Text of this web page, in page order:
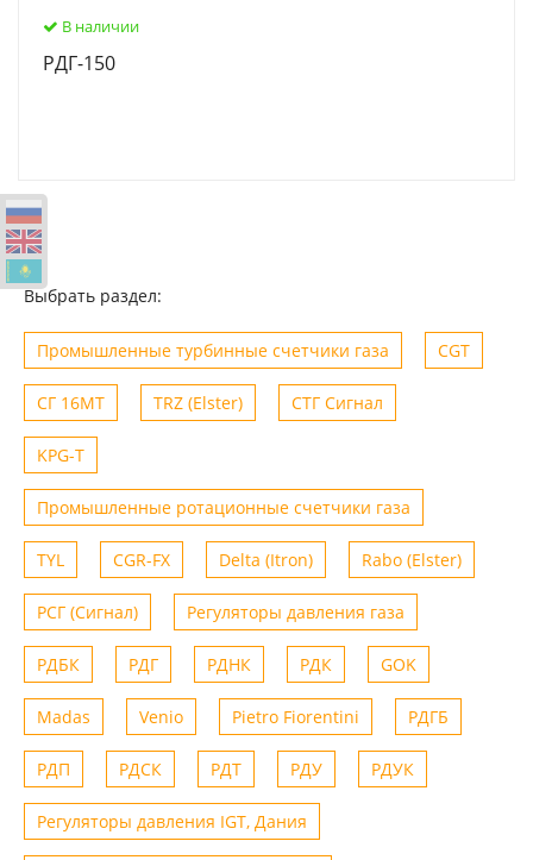
В наличии
РДГ-150
Выбрать раздел:
Промышленные турбинные счетчики газа CGT
СГ 16МТ TRZ (Elster) СТГ Сигнал
KPG-T
Промышленные ротационные счетчики газа
TYL CGR-FX Delta (Itron) Rabo (Elster)
РСГ (Сигнал) Регуляторы давления газа
РДБК РДГ РДНК РДК GOK
Madas Venio Рietro Fiorentini РДГБ
РДП РДСК РДТ РДУ РДУК
Регуляторы давления IGT, Дания